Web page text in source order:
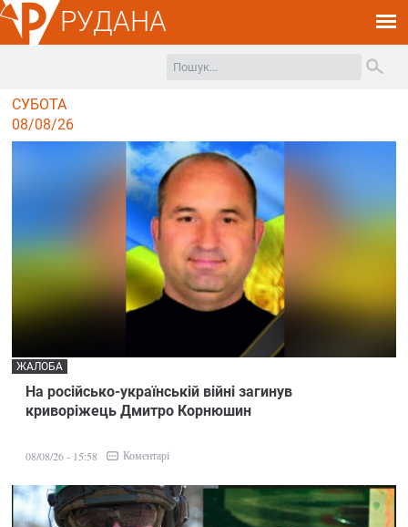
РУДАНА
СУБОТА
08/08/26
На російсько-українській війні загинув
криворіжець Дмитро Корнюшин
ЖАЛОБА
08/08/26 - 15:58 Коментарі